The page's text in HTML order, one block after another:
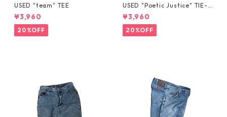
USED "team" TEE
¥3,960
20%OFF
USED "Poetic Justice" TIE-D
YE TEE
¥3,960
20%OFF